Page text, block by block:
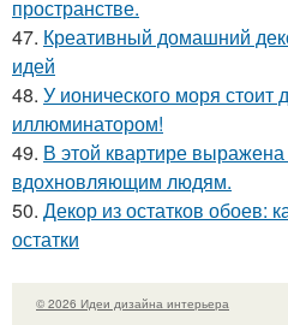
пространстве.
47. Креативный домашний
идей
48. У ионического моря стоит
иллюминатором!
49. В этой квартире
вдохновляющим людям.
50. Декор из остатков обоев:
остатки
© 2026 Идеи дизайна интерьера